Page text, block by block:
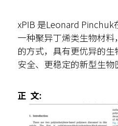
xPIB 是Leonard Pinchuk
一种聚异丁烯类生物材料
的方式，具有更优异的
安全、更稳定的新型生物
正 文: